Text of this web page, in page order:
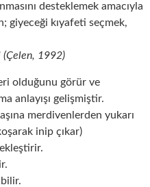
desteklemek amacıyla
giyeceği kıyafeti seçmek,
(Çelen, 1992)
olduğunu görür ve
anlayışı gelişmiştir.
merdivenlerden yukarı
inip çıkar)